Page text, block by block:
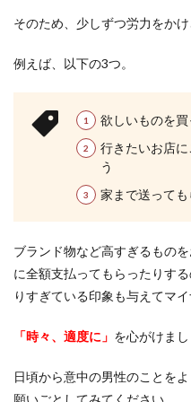
そのため、少しずつ労力をか
例えば、以下の3つ。
欲しいものを買
行きたいお店
う
家まで送っても
ブランド物など高すぎるもの
に全額支払ってもらったりす
りすぎている印象も与えてマ
「時々、適度に」 を心がけまし
日頃から意中の男性のことを
願いごとしてみてください。